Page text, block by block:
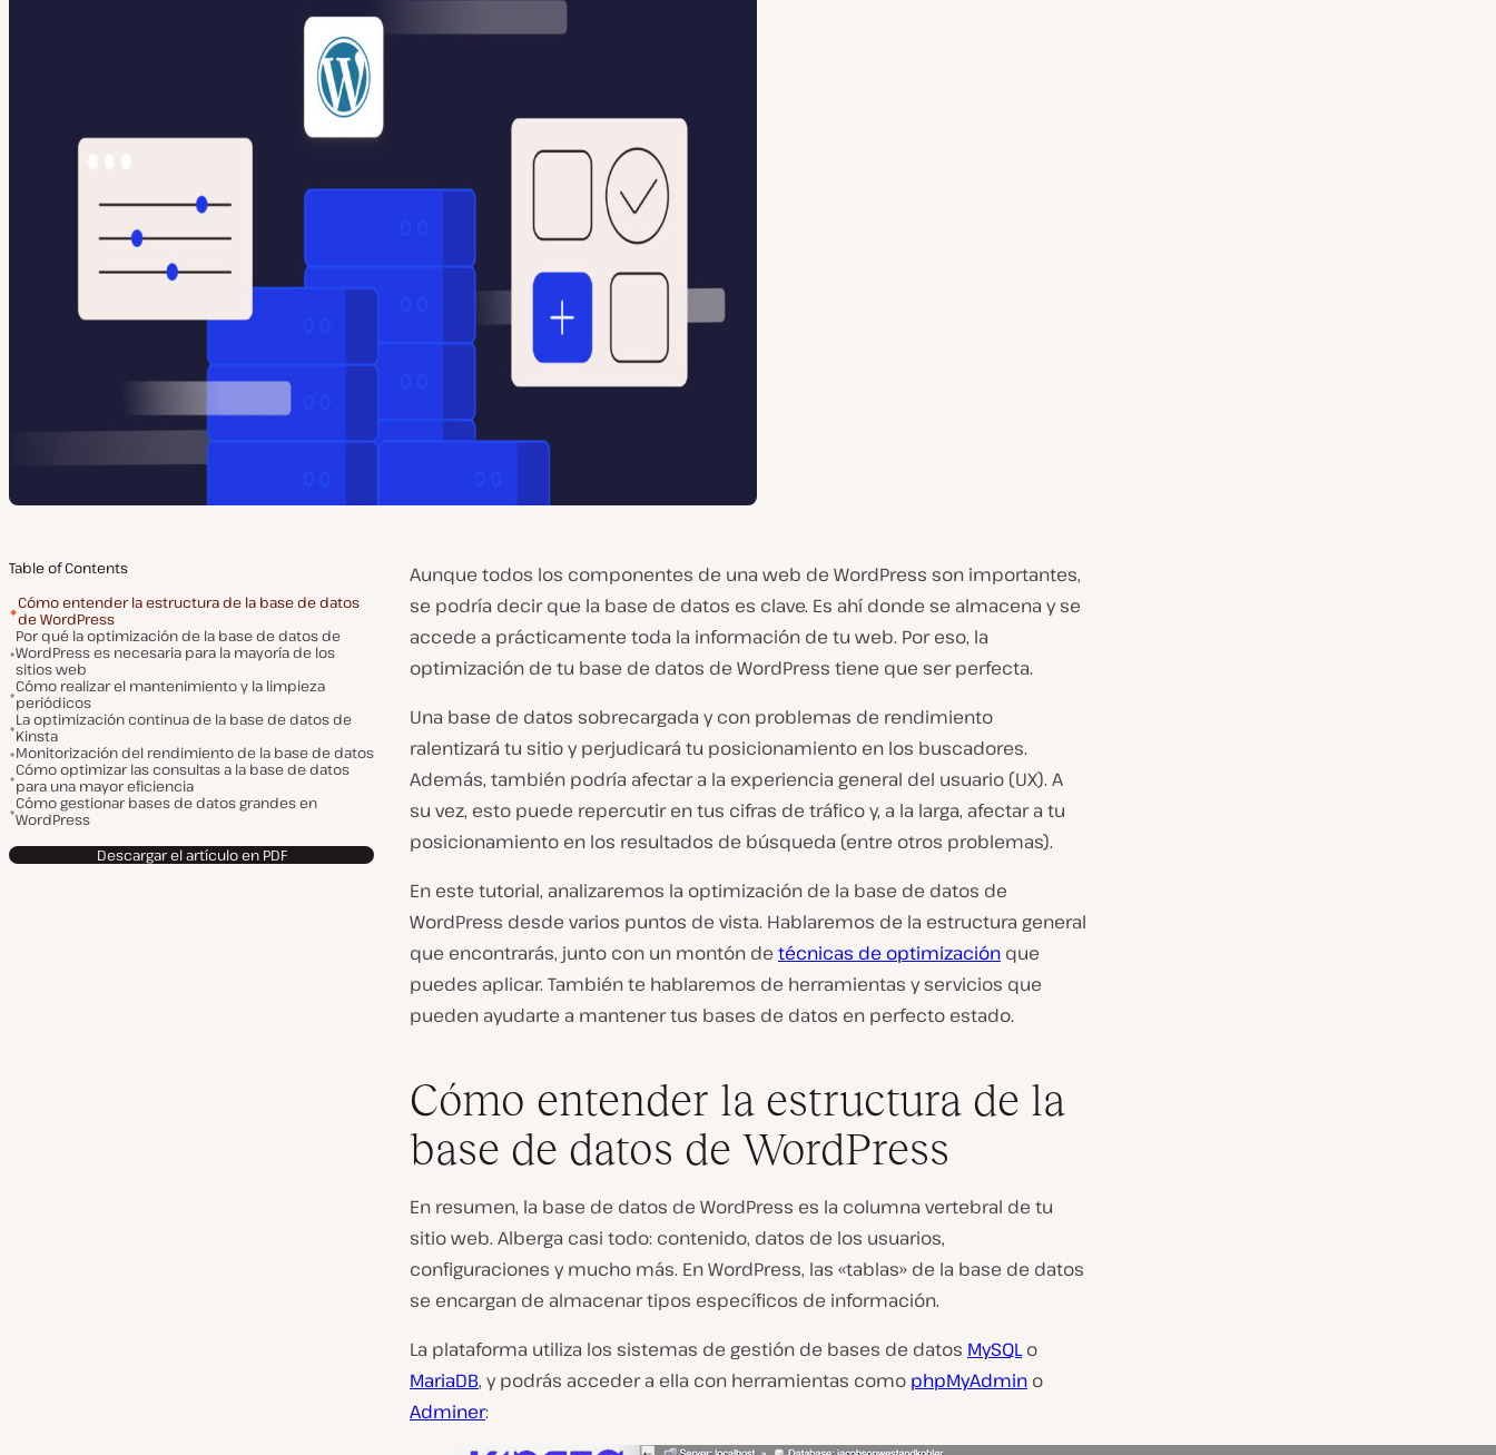
Table of Contents
Cómo entender la estructura de la base de datos
de WordPress
Por qué la optimización de la base de datos de
WordPress es necesaria para la mayoría de los
sitios web
Cómo realizar el mantenimiento y la limpieza
periódicos
La optimización continua de la base de datos de
Kinsta
Monitorización del rendimiento de la base de datos
Cómo optimizar las consultas a la base de datos
para una mayor eficiencia
Cómo gestionar bases de datos grandes en
WordPress
Descargar el artículo en PDF
Aunque todos los componentes de una web de WordPress son importantes,
se podría decir que la base de datos es clave. Es ahí donde se almacena y se
accede a prácticamente toda la información de tu web. Por eso, la
optimización de tu base de datos de WordPress tiene que ser perfecta.
Una base de datos sobrecargada y con problemas de rendimiento
ralentizará tu sitio y perjudicará tu posicionamiento en los buscadores.
Además, también podría afectar a la experiencia general del usuario (UX). A
su vez, esto puede repercutir en tus cifras de tráfico y, a la larga, afectar a tu
posicionamiento en los resultados de búsqueda (entre otros problemas).
En este tutorial, analizaremos la optimización de la base de datos de
WordPress desde varios puntos de vista. Hablaremos de la estructura general
que encontrarás, junto con un montón de técnicas de optimización que
puedes aplicar. También te hablaremos de herramientas y servicios que
pueden ayudarte a mantener tus bases de datos en perfecto estado.
Cómo entender la estructura de la
base de datos de WordPress
En resumen, la base de datos de WordPress es la columna vertebral de tu
sitio web. Alberga casi todo: contenido, datos de los usuarios,
configuraciones y mucho más. En WordPress, las «tablas» de la base de datos
se encargan de almacenar tipos específicos de información.
La plataforma utiliza los sistemas de gestión de bases de datos MySQLo
MariaDB, y podrás acceder a ella con herramientas como phpMyAdmin o
Adminer: